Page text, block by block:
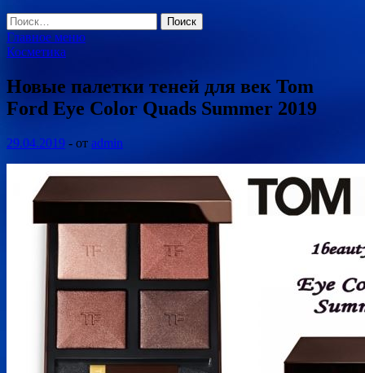
Найти:
Главное меню
Косметика
Новые палетки теней для век Tom
Ford Eye Color Quads Summer 2019
29.04.2019 - от admin